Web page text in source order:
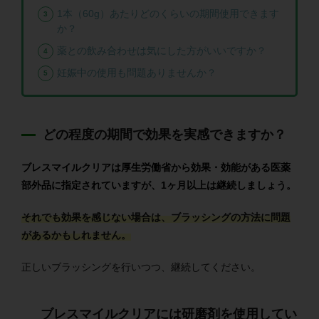
1本（60g）あたりどのくらいの期間使用できます
か？
薬との飲み合わせは気にした方がいいですか？
妊娠中の使用も問題ありませんか？
どの程度の期間で効果を実感できますか？
ブレスマイルクリアは厚生労働省から効果・効能がある医薬
部外品に指定されていますが、1ヶ月以上は継続しましょう。
それでも効果を感じない場合は、ブラッシングの方法に問題
があるかもしれません。
正しいブラッシングを行いつつ、継続してください。
ブレスマイルクリアには研磨剤を使用してい